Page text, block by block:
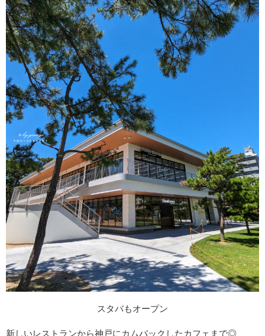
スタバもオープン
新しいレストランから神戸にカムバックしたカフェまで◎